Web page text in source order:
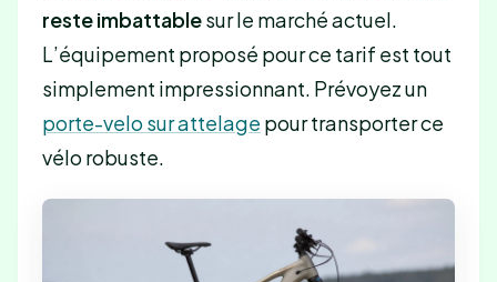
reste imbattablesur le marché actuel.
L’équipement proposé pour ce tarif est tout
simplement impressionnant. Prévoyez un
porte-velo sur attelage pour transporter ce
vélo robuste.